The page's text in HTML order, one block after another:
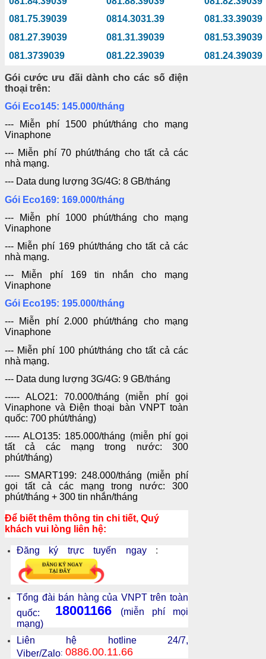
081.75.39039
0814.3031.39
081.33.39039
081.27.39039
081.31.39039
081.53.39039
081.3739039
081.22.39039 081.24.39039
Gói cước ưu đãi dành cho các số điện
thoại trên:
Gói Eco145: 145.000/tháng
--- Miễn phí 1500 phút/tháng cho mạng
Vinaphone
--- Miễn phí 70 phút/tháng cho tất cả các
nhà mạng.
--- Data dung lượng 3G/4G: 8 GB/tháng
Gói Eco169: 169.000/tháng
--- Miễn phí 1000 phút/tháng cho mạng
Vinaphone
--- Miễn phí 169 phút/tháng cho tất cả các
nhà mạng.
--- Miễn phí 169 tin nhắn cho mạng
Vinaphone
Gói Eco195: 195.000/tháng
--- Miễn phí 2.000 phút/tháng cho mạng
Vinaphone
--- Miễn phí 100 phút/tháng cho tất cả các
nhà mạng.
--- Data dung lượng 3G/4G: 9 GB/tháng
----- ALO21: 70.000/tháng (miễn phí gọi
Vinaphone và Điện thoại bàn VNPT toàn
quốc: 700 phút/tháng)
----- ALO135: 185.000/tháng (miễn phí gọi
tất cả các mạng trong nước: 300
phút/tháng)
----- SMART199: 248.000/tháng (miễn phí
gọi tất cả các mạng trong nước: 300
phút/tháng + 300 tin nhắn/tháng
Để biết thêm thông tin chi tiết, Quý
khách vui lòng liên hệ:
Đăng ký trực tuyến ngay :
Tổng đài bán hàng của VNPT trên toàn
quốc: 18001166 (miễn phí mọi
mạng)
Liên hệ hotline 24/7,
Viber/Zalo: 0886.00.11.66